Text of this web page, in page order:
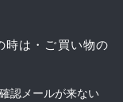
時は・ご買い物の
認メールが来ない